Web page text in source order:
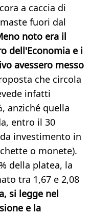
a caccia di
fuori dal
noto era il
dell'Economia e i
avessero messo
che circola
infatti
anziché quella
entro il 30
investimento in
o monete).
della platea, la
tra 1,67 e 2,08
si legge nel
e la